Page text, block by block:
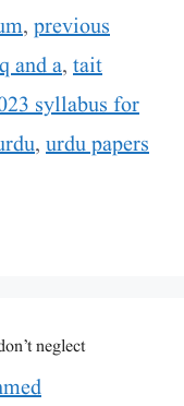
, previous
q and a, tait
syllabus for
, urdu papers
neglect